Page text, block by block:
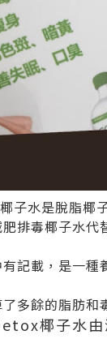
水是脫脂椰
排毒椰子水
記載，是一
多餘的脂肪
椰子水由